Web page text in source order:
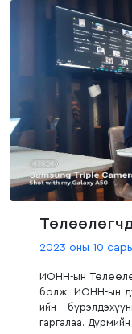
2023 оны 10
ИОНН-ын
болж, ИОНН-ын
ийн
гаргалаа.